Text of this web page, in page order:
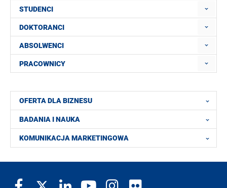
STUDENCI
DOKTORANCI
ABSOLWENCI
PRACOWNICY
OFERTA DLA BIZNESU
BADANIA I NAUKA
KOMUNIKACJA MARKETINGOWA